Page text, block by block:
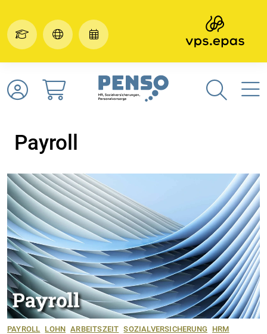
Payroll
PAYROLL LOHN ARBEITSZEIT SOZIALVERSICHERUNG HRM